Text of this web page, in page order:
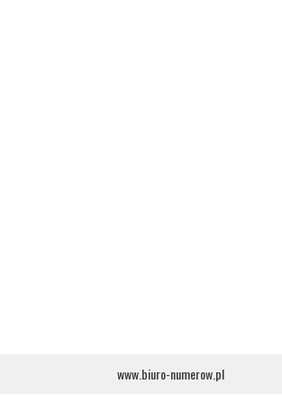
www.biuro-numerow.pl